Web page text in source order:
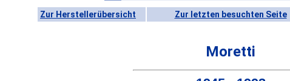
Zur Herstellerübersicht Zur letzten besuchten Seite
Moretti